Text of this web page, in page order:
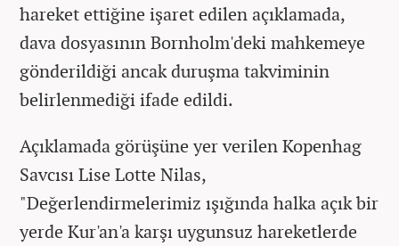
hareket ettiğine işaret edilen açıklamada,
dava dosyasının Bornholm'deki mahkemeye
gönderildiği ancak duruşma takviminin
belirlenmediği ifade edildi.
Açıklamada görüşüne yer verilen Kopenhag
Savcısı Lise Lotte Nilas,
"Değerlendirmelerimiz ışığında halka açık bir
yerde Kur'an'a karşı uygunsuz hareketlerde